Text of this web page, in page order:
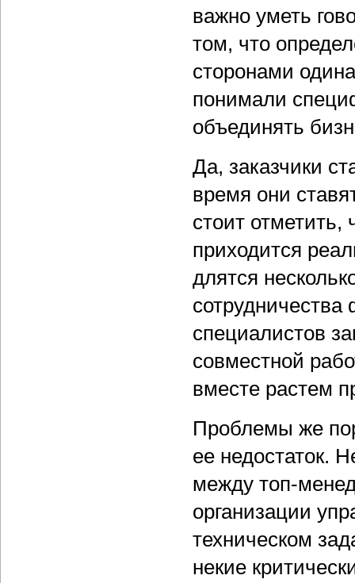
важно уметь
том, что
сторонами
понимали
объединять
Да, заказчики
время они
стоит
приходится
длятся
специалистов
совместной
вместе растем
Проблемы же
ее недостаток.
между топ-
организации
техническом
некие